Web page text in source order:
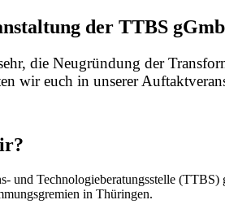
der TTBS
die Neugründung der
wir euch in unserer
und Technologieberatungsstelle
in Thüringen.